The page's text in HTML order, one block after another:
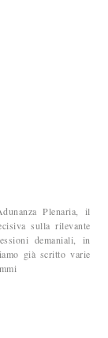
Plenaria, il
sulla rilevante
demaniali, in
già scritto varie